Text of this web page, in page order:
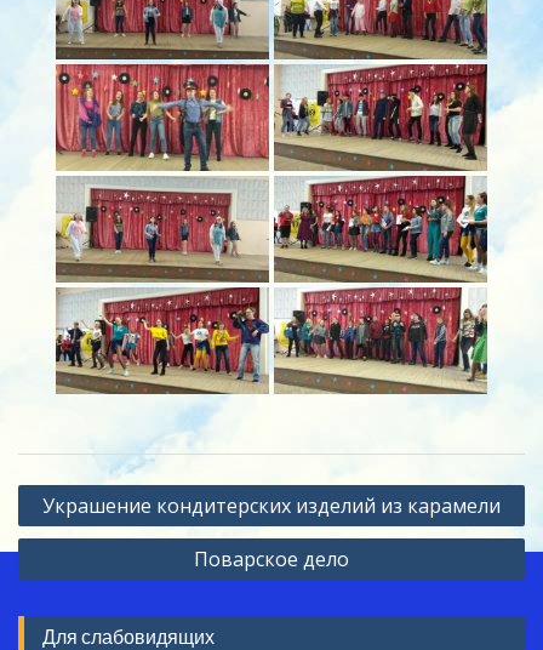
Навигация
по
записям
Украшение кондитерских изделий из карамели
Поварское дело
Для слабовидящих